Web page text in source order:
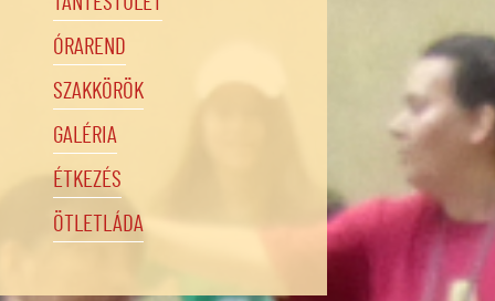
ÓRAREND
SZAKKÖRÖK
GALÉRIA
ÉTKEZÉS
ÖTLETLÁDA